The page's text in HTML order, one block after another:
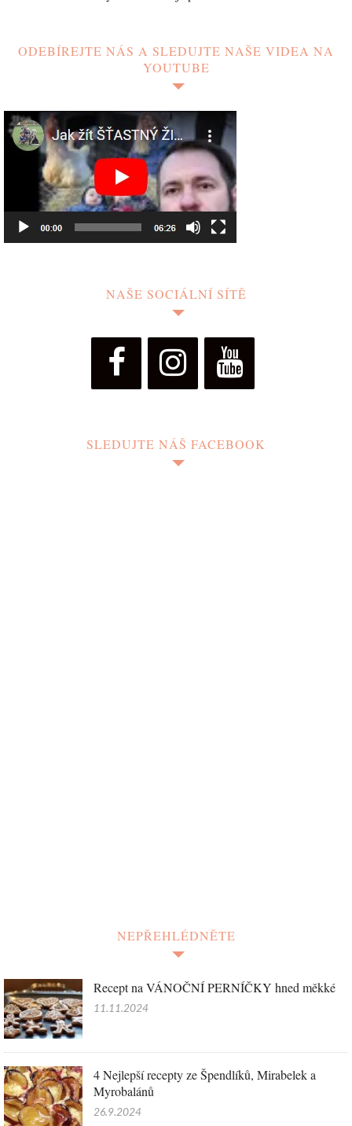
ODEBÍREJTE NÁS A SLEDUJTE NAŠE VIDEA NA
YOUTUBE
NAŠE SOCIÁLNÍ SÍTĚ
SLEDUJTE NÁŠ FACEBOOK
NEPŘEHLÉDNĚTE
Recept na VÁNOČNÍ PERNÍČKY hned měkké
11.11.2024
4 Nejlepší recepty ze Špendlíků, Mirabelek a
Myrobalánů
26.9.2024